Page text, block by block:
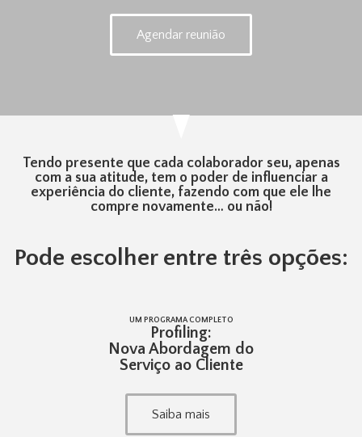
Agendar reunião
Tendo presente que cada colaborador seu, apenas
com a sua atitude, tem o poder de influenciar a
experiência do cliente, fazendo com que ele lhe
compre novamente… ou não!
Pode escolher entre três opções:​
UM PROGRAMA COMPLETO
Profiling:
Nova Abordagem do
Serviço ao Cliente
Saiba mais